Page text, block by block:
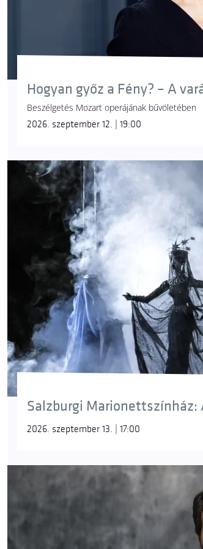
Hogyan győz a Fény? – A
Beszélgetés Mozart operájának bűvöletében
2026. szeptember 12. | 19:00
Salzburgi
2026. szeptember 13. | 17:00